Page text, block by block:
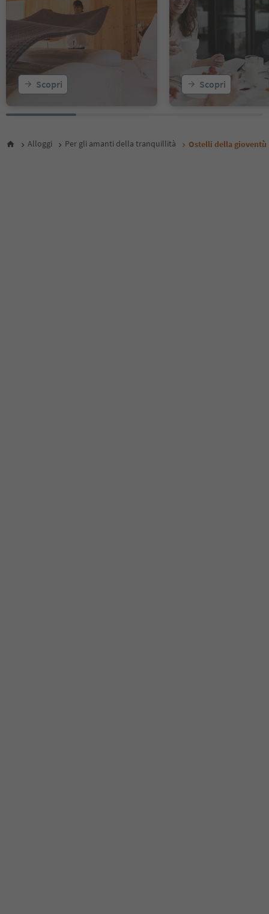
Scopri Scopri
Alloggi Per gli amanti della tranquillità Ostelli della gioventù